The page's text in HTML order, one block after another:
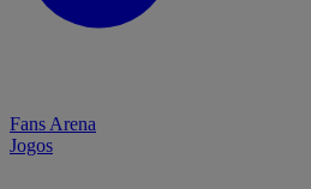
Fans Arena
Jogos